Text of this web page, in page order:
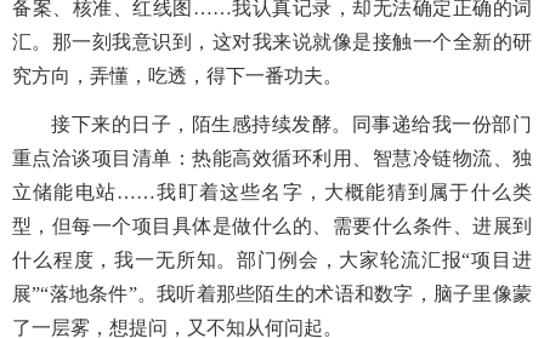
备案、核准、红线图……我认真记录，却无法确定正确的词
汇。那一刻我意识到，这对我来说就像是接触一个全新的研
究方向，弄懂，吃透，得下一番功夫。
接下来的日子，陌生感持续发酵。同事递给我一份部门
重点洽谈项目清单：热能高效循环利用、智慧冷链物流、独
立储能电站……我盯着这些名字，大概能猜到属于什么类
型，但每一个项目具体是做什么的、需要什么条件、进展到
什么程度，我一无所知。部门例会，大家轮流汇报“项目进
展”“落地条件”。我听着那些陌生的术语和数字，脑子里像蒙
了一层雾，想提问，又不知从何问起。